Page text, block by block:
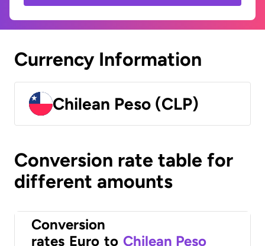
Currency Information
Chilean Peso (CLP)
Conversion rate table for
different amounts
Conversion
rates Euro to Chilean Peso